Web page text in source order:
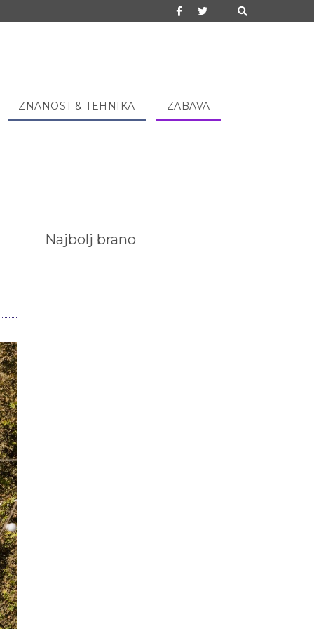
ZNANOST & TEHNIKA ZABAVA
Najbolj brano